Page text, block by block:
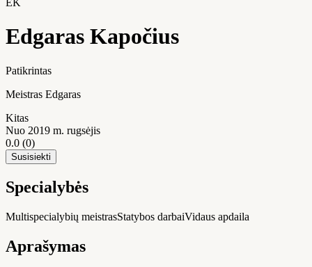
EK
Edgaras Kapočius
Patikrintas
Meistras Edgaras
Kitas
Nuo 2019 m. rugsėjis
0.0 (0)
Susisiekti
Specialybės
Multispecialybių meistrasStatybos darbaiVidaus apdaila
Aprašymas